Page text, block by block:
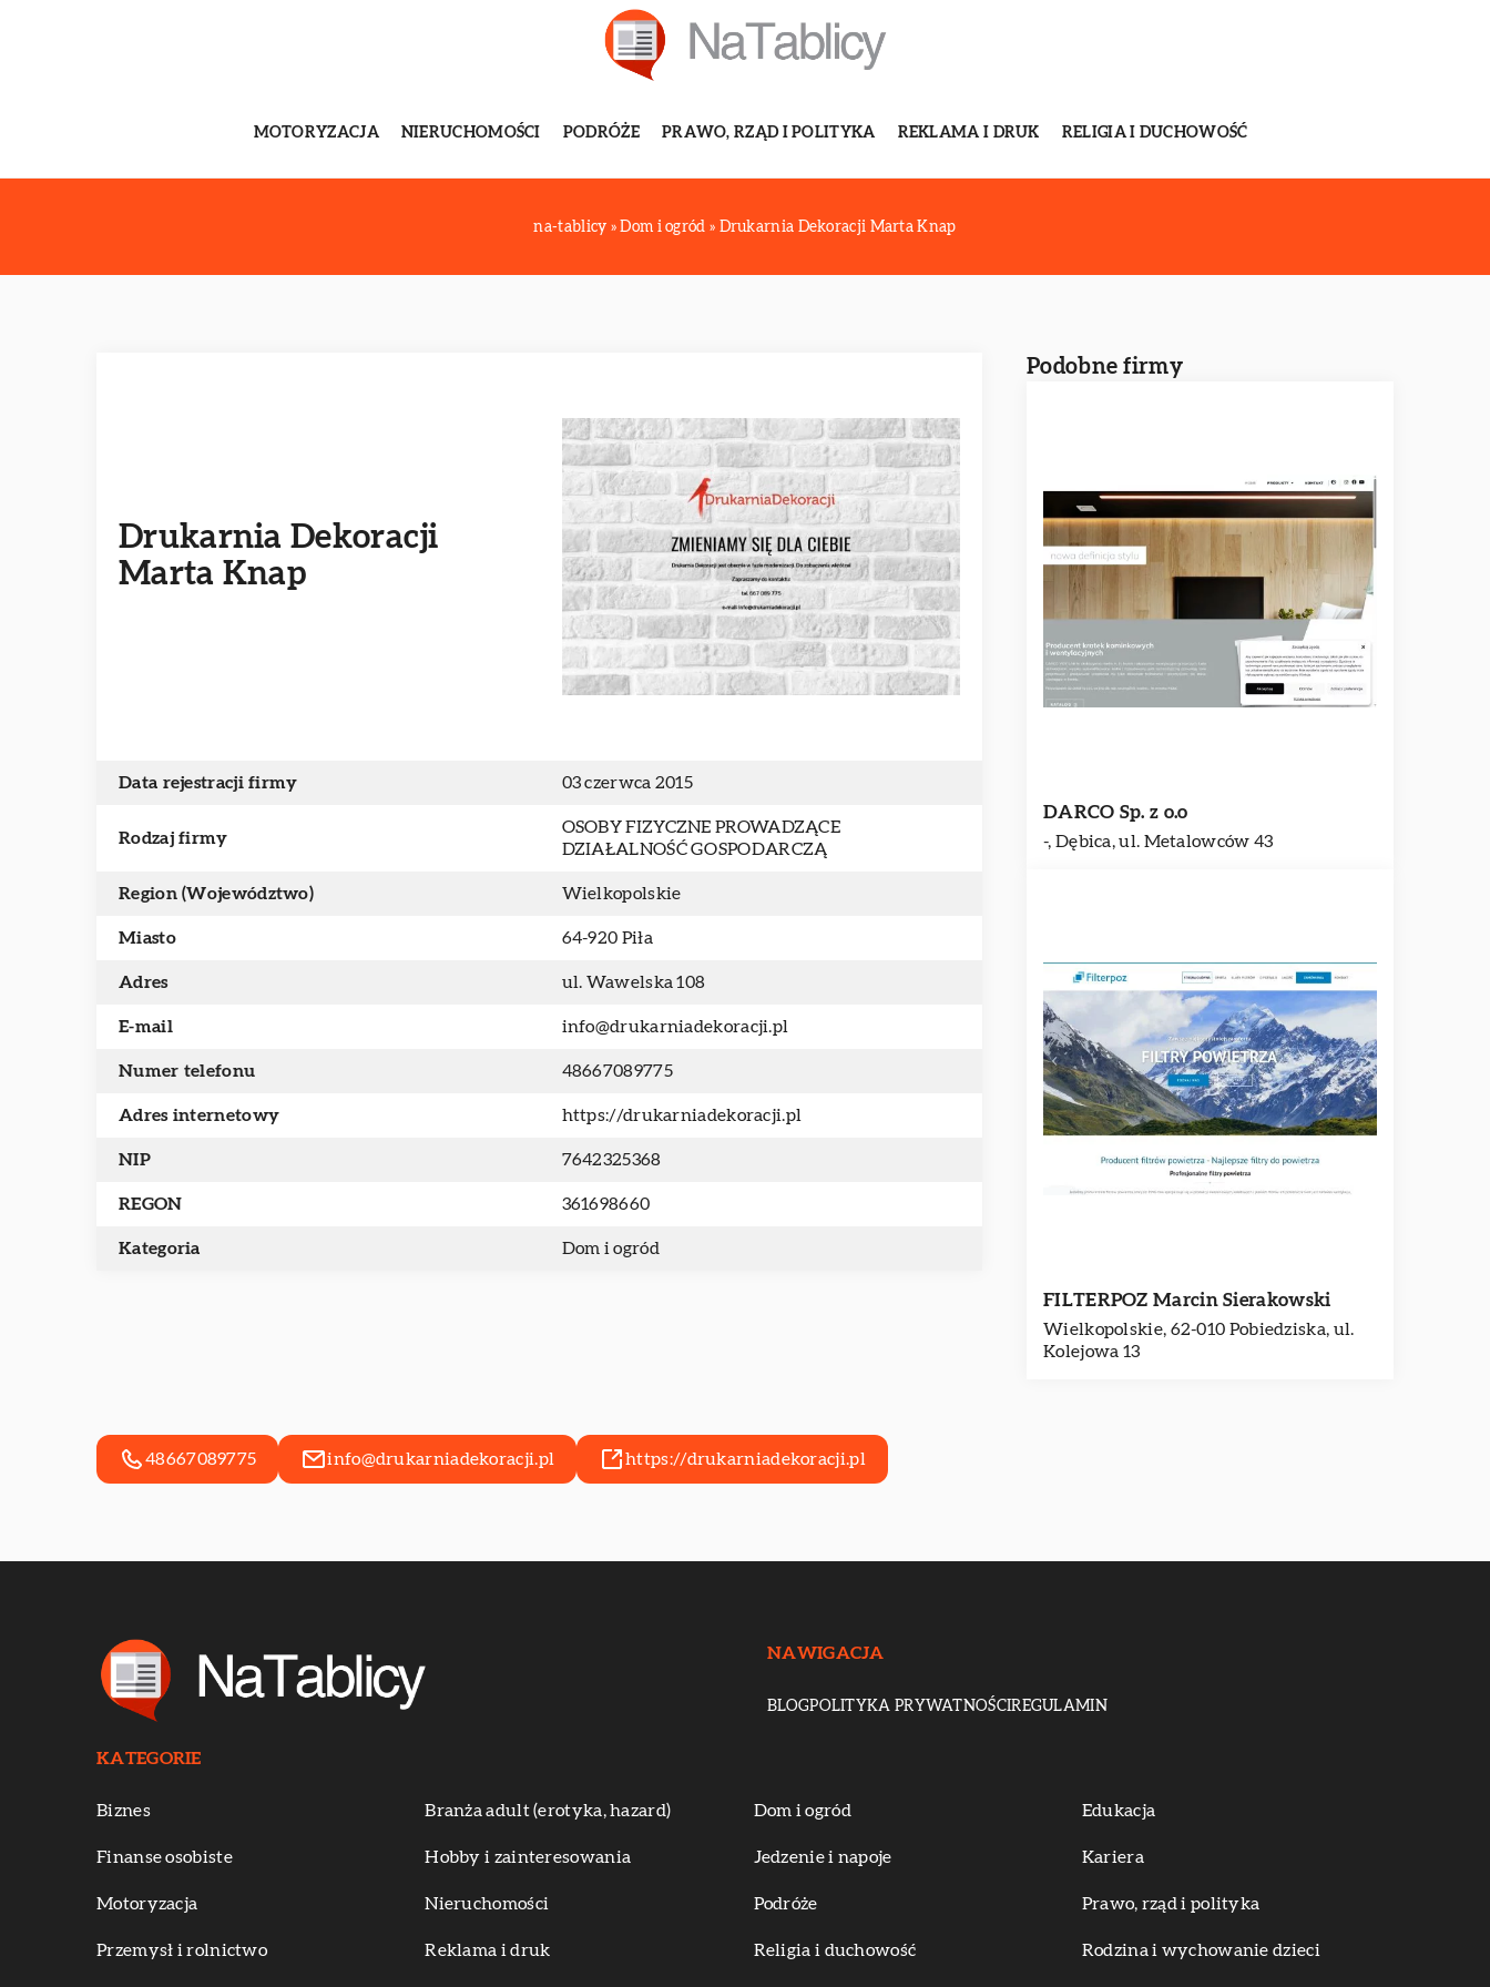
MOTORYZACJA NIERUCHOMOŚCI PODRÓŻE PRAWO, RZĄD I POLITYKA REKLAMA I DRUK RELIGIA I DUCHOWOŚĆ
na-tablicy »Dom i ogród » Drukarnia Dekoracji Marta Knap
Drukarnia Dekoracji
Marta Knap
Data rejestracji firmy 03 czerwca 2015
Rodzaj firmy
OSOBY FIZYCZNE PROWADZĄCE
DZIAŁALNOŚĆ GOSPODARCZĄ
Region (Województwo) Wielkopolskie
Miasto 64-920 Piła
Adres ul. Wawelska 108
E-mail info@drukarniadekoracji.pl
Numer telefonu 48667089775
Adres internetowy https://drukarniadekoracji.pl
NIP 7642325368
REGON 361698660
Kategoria Dom i ogród
Podobne firmy
DARCO Sp. z o.o
-, Dębica, ul. Metalowców 43
FILTERPOZ Marcin Sierakowski
Wielkopolskie, 62-010 Pobiedziska, ul.
Kolejowa 13
48667089775 info@drukarniadekoracji.pl https://drukarniadekoracji.pl
NAWIGACJA
BLOGPOLITYKA PRYWATNOŚCIREGULAMIN
KATEGORIE
Biznes Branża adult (erotyka, hazard) Dom i ogród Edukacja
Finanse osobiste Hobby i zainteresowania Jedzenie i napoje Kariera
Motoryzacja Nieruchomości Podróże Prawo, rząd i polityka
Przemysł i rolnictwo Reklama i druk Religia i duchowość Rodzina i wychowanie dzieci